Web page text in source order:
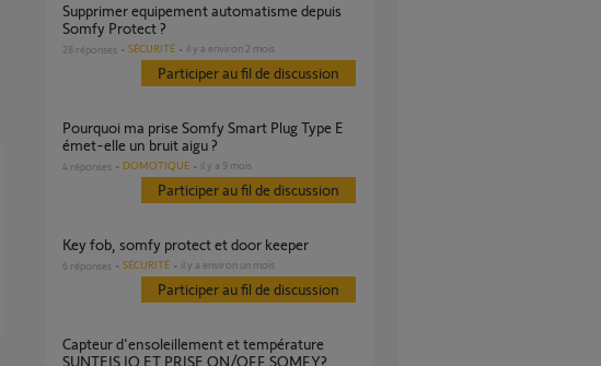
Supprimer equipement automatisme depuis
Somfy Protect ?
28 réponses SÉCURITÉ il y a environ 2 mois
Participer au fil de discussion
Pourquoi ma prise Somfy Smart Plug Type E
émet-elle un bruit aigu ?
4 réponses DOMOTIQUE il y a 9 mois
Participer au fil de discussion
Key fob, somfy protect et door keeper
6 réponses SÉCURITÉ il y a environ un mois
Participer au fil de discussion
Capteur d'ensoleillement et température
SUNTEIS IO ET PRISE ON/OFF SOMFY?